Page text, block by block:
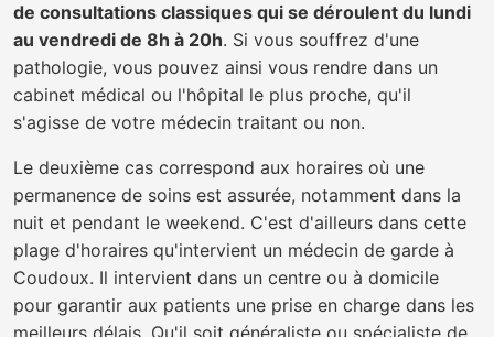
de consultations classiques qui se déroulent du lundi
au vendredi de 8h à 20h. Si vous souffrez d'une
pathologie, vous pouvez ainsi vous rendre dans un
cabinet médical ou l'hôpital le plus proche, qu'il
s'agisse de votre médecin traitant ou non.
Le deuxième cas correspond aux horaires où une
permanence de soins est assurée, notamment dans la
nuit et pendant le weekend. C'est d'ailleurs dans cette
plage d'horaires qu'intervient un médecin de garde à
Coudoux. Il intervient dans un centre ou à domicile
pour garantir aux patients une prise en charge dans les
meilleurs délais. Qu'il soit généraliste ou spécialiste de